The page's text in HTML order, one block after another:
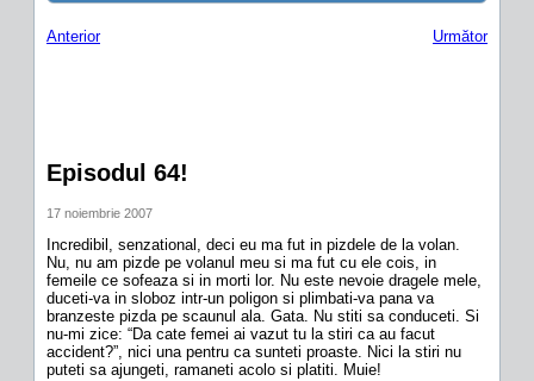
Anterior Următor
Episodul 64!
17 noiembrie 2007
Incredibil, senzational, deci eu ma fut in pizdele de la volan.
Nu, nu am pizde pe volanul meu si ma fut cu ele cois, in
femeile ce sofeaza si in morti lor. Nu este nevoie dragele mele,
duceti-va in sloboz intr-un poligon si plimbati-va pana va
branzeste pizda pe scaunul ala. Gata. Nu stiti sa conduceti. Si
nu-mi zice: “Da cate femei ai vazut tu la stiri ca au facut
accident?”, nici una pentru ca sunteti proaste. Nici la stiri nu
puteti sa ajungeti, ramaneti acolo si platiti. Muie!